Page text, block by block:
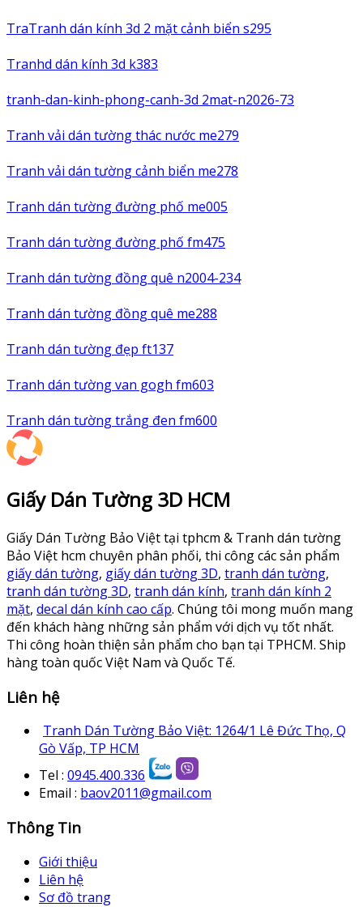
TraTranh dán kính 3d 2 mặt cảnh biển s295
Tranhd dán kính 3d k383
tranh-dan-kinh-phong-canh-3d 2mat-n2026-73
Tranh vải dán tường thác nước me279
Tranh vải dán tường cảnh biển me278
Tranh dán tường đường phố me005
Tranh dán tường đường phố fm475
Tranh dán tường đồng quê n2004-234
Tranh dán tường đồng quê me288
Tranh dán tường đẹp ft137
Tranh dán tường van gogh fm603
Tranh dán tường trắng đen fm600
Giấy Dán Tường 3D HCM
Giấy Dán Tường Bảo Việt tại tphcm & Tranh dán tường
Bảo Việt hcm chuyên phân phối, thi công các sản phẩm
giấy dán tường, giấy dán tường 3D, tranh dán tường,
tranh dán tường 3D, tranh dán kính, tranh dán kính 2
mặt, decal dán kính cao cấp. Chúng tôi mong muốn mang
đến khách hàng những sản phẩm với dịch vụ tốt nhất.
Thi công hoàn thiện sản phẩm cho bạn tại TPHCM. Ship
hàng toàn quốc Việt Nam và Quốc Tế.
Liên hệ
Tranh Dán Tường Bảo Việt: 1264/1 Lê Đức Thọ, Q
Gò Vấp, TP HCM
Tel : 0945.400.336
Email : baov2011@gmail.com
Thông Tin
Giới thiệu
Liên hệ
Sơ đồ trang